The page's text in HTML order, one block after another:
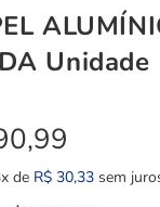
Unidade
de R$ 30,33 sem